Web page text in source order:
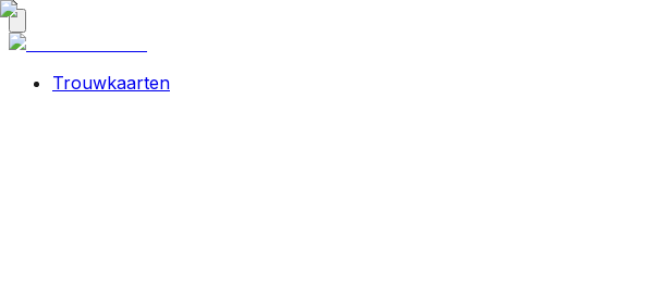
Trouwkaarten